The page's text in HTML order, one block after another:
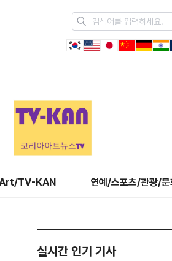
Art/TV-KAN 연예/스포츠/관광/문
실시간 인기 기사